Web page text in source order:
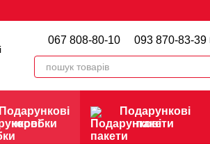
067 808-80-10 093 870-83-39
Подарункові
коробки
Подарункові
пакети